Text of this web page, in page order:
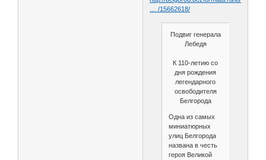
… /15662618/
Подвиг генерала
Лебедя
К 110-летию со
дня рождения
легендарного
освободителя
Белгорода
Одна из самых
миниатюрных
улиц Белгорода
названа в честь
героя Великой